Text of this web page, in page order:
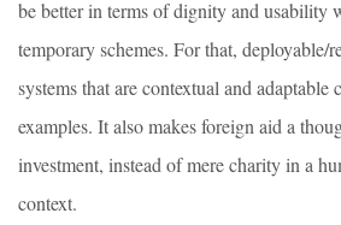
be better in terms of dignity and usability
temporary schemes. For that, deployable/
systems that are contextual and adaptable
examples. It also makes foreign aid a
investment, instead of mere charity in a
context.